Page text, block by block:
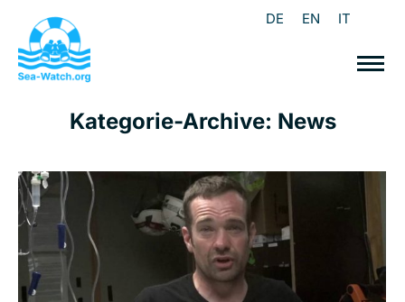
DE EN IT
Kategorie-Archive: News